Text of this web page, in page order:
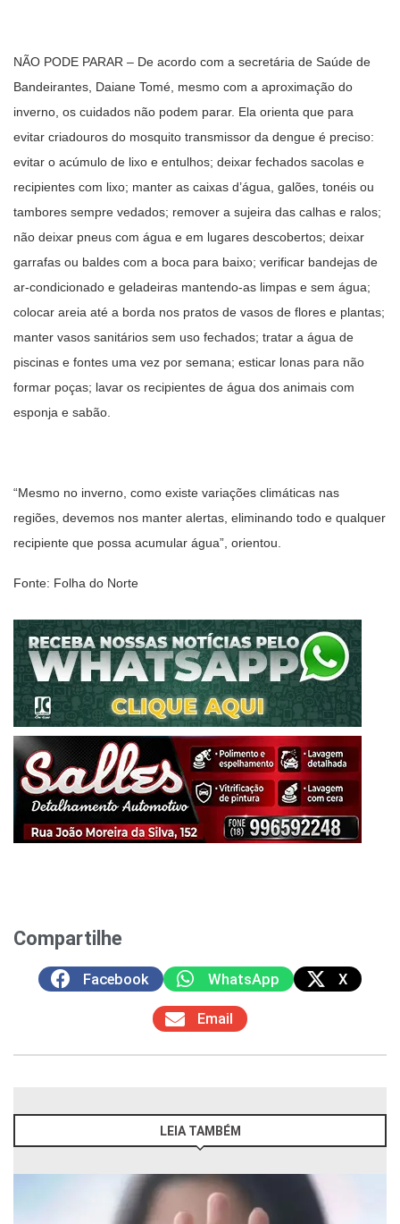
NÃO PODE PARAR – De acordo com a secretária de Saúde de
Bandeirantes, Daiane Tomé, mesmo com a aproximação do
inverno, os cuidados não podem parar. Ela orienta que para
evitar criadouros do mosquito transmissor da dengue é preciso:
evitar o acúmulo de lixo e entulhos; deixar fechados sacolas e
recipientes com lixo; manter as caixas d’água, galões, tonéis ou
tambores sempre vedados; remover a sujeira das calhas e ralos;
não deixar pneus com água e em lugares descobertos; deixar
garrafas ou baldes com a boca para baixo; verificar bandejas de
ar-condicionado e geladeiras mantendo-as limpas e sem água;
colocar areia até a borda nos pratos de vasos de flores e plantas;
manter vasos sanitários sem uso fechados; tratar a água de
piscinas e fontes uma vez por semana; esticar lonas para não
formar poças; lavar os recipientes de água dos animais com
esponja e sabão.
“Mesmo no inverno, como existe variações climáticas nas
regiões, devemos nos manter alertas, eliminando todo e qualquer
recipiente que possa acumular água”, orientou.
Fonte: Folha do Norte
Compartilhe
Facebook WhatsApp X
Email
LEIA TAMBÉM